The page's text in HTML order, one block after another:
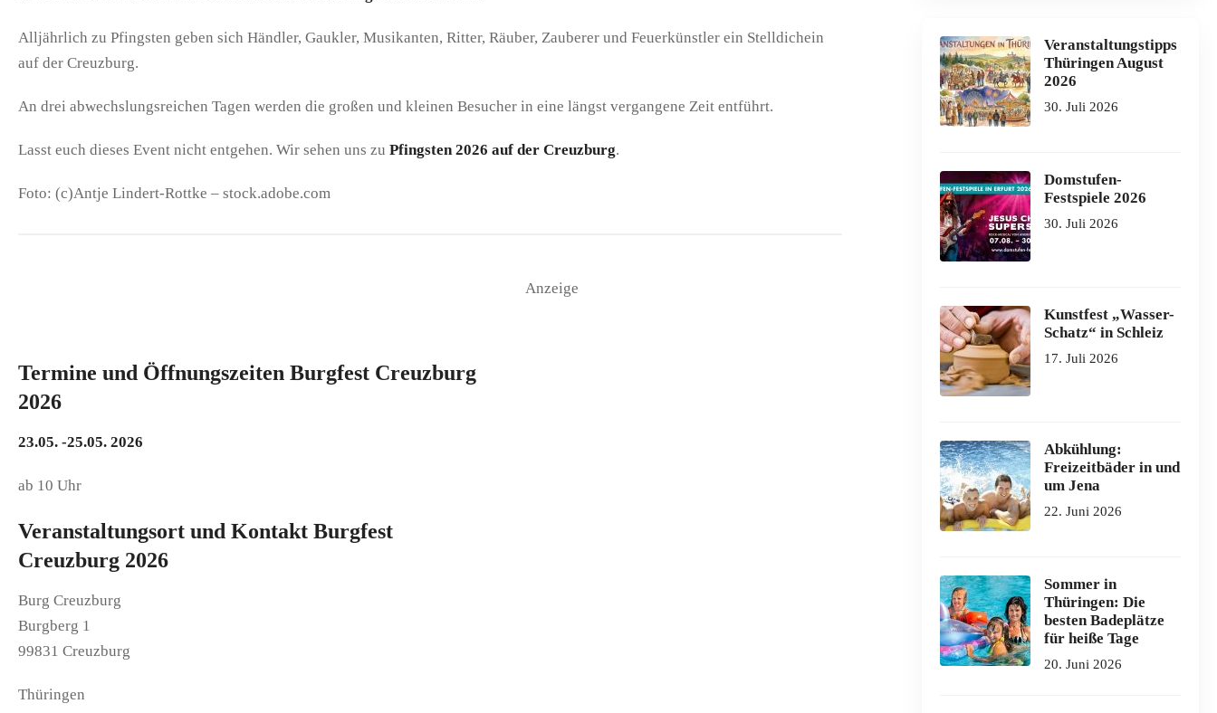
Alljährlich zu Pfingsten geben sich Händler, Gaukler, Musikanten, Ritter, Räuber, Zauberer und Feuerkünstler ein Stelldichein
auf der Creuzburg.
An drei abwechslungsreichen Tagen werden die großen und kleinen Besucher in eine längst vergangene Zeit entführt.
Lasst euch dieses Event nicht entgehen. Wir sehen uns zu Pfingsten 2026 auf der Creuzburg.
Foto: (c)Antje Lindert-Rottke – stock.adobe.com
Anzeige
Termine und Öffnungszeiten Burgfest Creuzburg
2026
23.05. -25.05. 2026
ab 10 Uhr
Veranstaltungsort und Kontakt Burgfest
Creuzburg 2026
Burg Creuzburg
Burgberg 1
99831 Creuzburg
Thüringen
Veranstaltungstipps
Thüringen August
2026
30. Juli 2026
Domstufen-
Festspiele 2026
30. Juli 2026
Kunstfest „Wasser-
Schatz“ in Schleiz
17. Juli 2026
Abkühlung:
Freizeitbäder in und
um Jena
22. Juni 2026
Sommer in
Thüringen: Die
besten Badeplätze
für heiße Tage
20. Juni 2026